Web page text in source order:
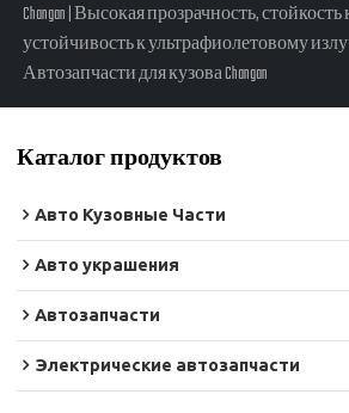
Changan | Высокая прозрачность,
устойчивость к ультрафиолетовому
Автозапчасти для кузова Changan
Каталог продуктов
Авто Кузовные Части
Авто украшения
Автозапчасти
Электрические автозапчасти